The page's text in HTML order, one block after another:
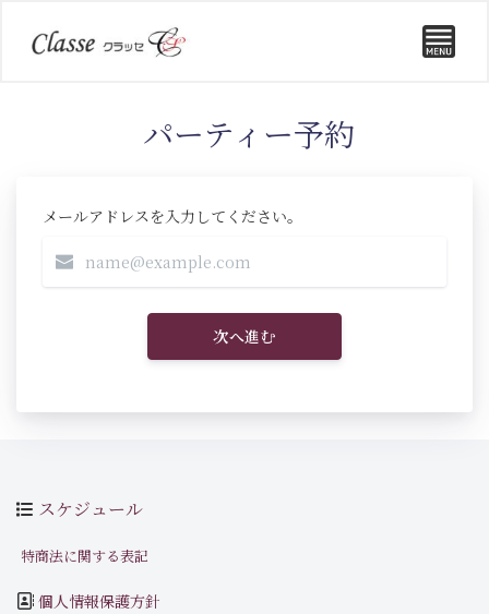
パーティー予約
メールアドレスを入力してください。
次へ進む
スケジュール
特商法に関する表記
個人情報保護方針